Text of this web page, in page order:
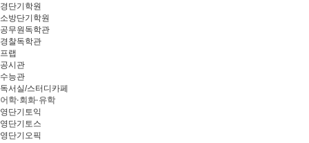
경단기학원
소방단기학원
공무원독학관
경찰독학관
프랩
공시관
수능관
독서실/스터디카페
어학·회화·유학
영단기토익
영단기토스
영단기오픽